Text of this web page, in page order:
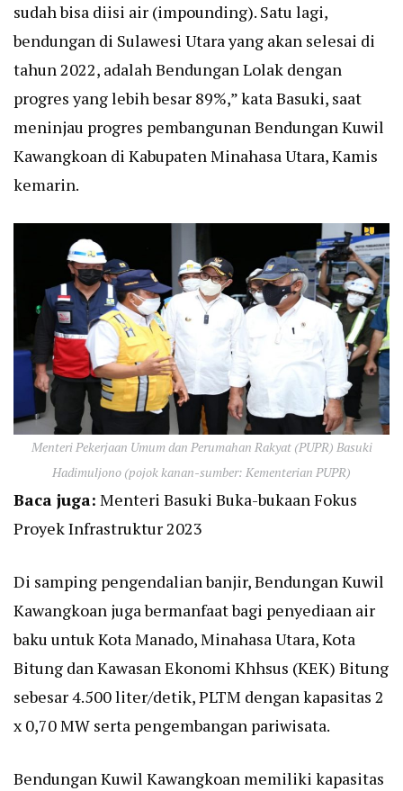
sudah bisa diisi air (impounding). Satu lagi,
bendungan di Sulawesi Utara yang akan selesai di
tahun 2022, adalah Bendungan Lolak dengan
progres yang lebih besar 89%,” kata Basuki, saat
meninjau progres pembangunan Bendungan Kuwil
Kawangkoan di Kabupaten Minahasa Utara, Kamis
kemarin.
Menteri Pekerjaan Umum dan Perumahan Rakyat (PUPR) Basuki
Hadimuljono (pojok kanan-sumber: Kementerian PUPR)
Baca juga: Menteri Basuki Buka-bukaan Fokus
Proyek Infrastruktur 2023
Di samping pengendalian banjir, Bendungan Kuwil
Kawangkoan juga bermanfaat bagi penyediaan air
baku untuk Kota Manado, Minahasa Utara, Kota
Bitung dan Kawasan Ekonomi Khhsus (KEK) Bitung
sebesar 4.500 liter/detik, PLTM dengan kapasitas 2
x 0,70 MW serta pengembangan pariwisata.
Bendungan Kuwil Kawangkoan memiliki kapasitas